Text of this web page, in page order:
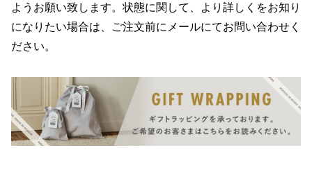
ようお願い致します。状態に関して、より詳しくをお知り
になりたい場合は、ご注文前にメールにてお問い合わせく
ださい。